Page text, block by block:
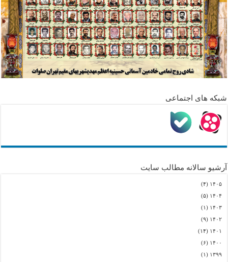
شبکه های اجتماعی
آرشیو سالانه مطالب سایت
۱۴۰۵ (۴)
۱۴۰۴ (۵)
۱۴۰۳ (۱)
۱۴۰۲ (۹)
۱۴۰۱ (۱۴)
۱۴۰۰ (۶)
۱۳۹۹ (۱)